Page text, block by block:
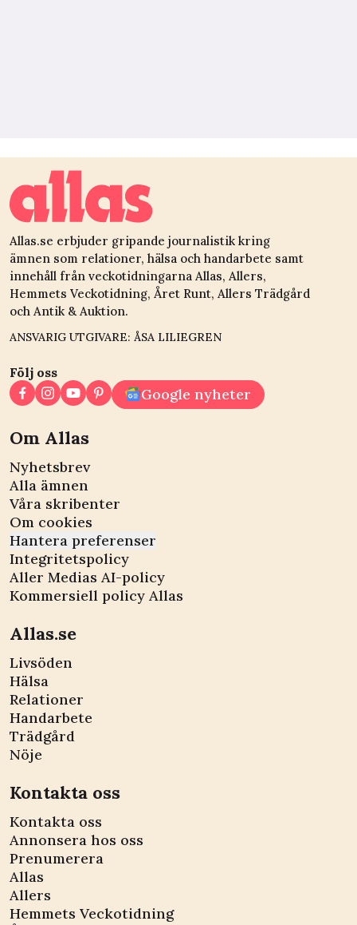
Allas.se erbjuder gripande journalistik kring
ämnen som relationer, hälsa och handarbete samt
innehåll från veckotidningarna Allas, Allers,
Hemmets Veckotidning, Året Runt, Allers Trädgård
och Antik & Auktion.
ANSVARIG UTGIVARE: ÅSA LILIEGREN
Följ oss
Google nyheter
Om Allas
Nyhetsbrev
Alla ämnen
Våra skribenter
Om cookies
Hantera preferenser
Integritetspolicy
Aller Medias AI-policy
Kommersiell policy Allas
Allas.se
Livsöden
Hälsa
Relationer
Handarbete
Trädgård
Nöje
Kontakta oss
Kontakta oss
Annonsera hos oss
Prenumerera
Allas
Allers
Hemmets Veckotidning